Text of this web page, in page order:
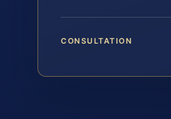
CONSULTATION